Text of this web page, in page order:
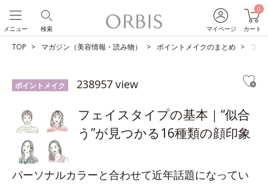
マイページ
0
カート
検索
メニュー
TOP マガジン（美容情報・読み物） ポイントメイクのまとめ フェ
ポイントメイク 238957 view
フェイスタイプの基本｜“似合
う”が見つかる16種類の顔印象
パーソナルカラーと合わせて近年話題になってい